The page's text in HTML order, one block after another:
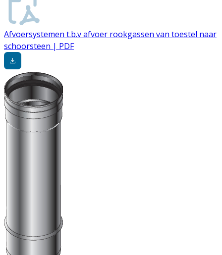
Afvoersystemen t.b.v afvoer rookgassen van toestel naar
schoorsteen | PDF